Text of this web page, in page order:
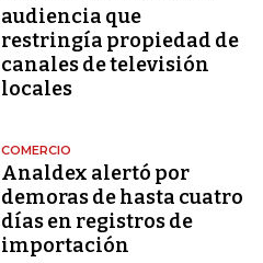
audiencia que
restringía propiedad de
canales de televisión
locales
COMERCIO
Analdex alertó por
demoras de hasta cuatro
días en registros de
importación